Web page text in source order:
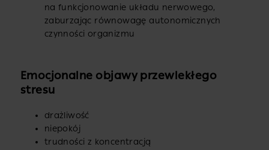
na funkcjonowanie układu nerwowego,
zaburzając równowagę autonomicznych
czynności organizmu
Emocjonalne objawy przewlekłego
stresu
drażliwość
niepokój
trudności z koncentracją